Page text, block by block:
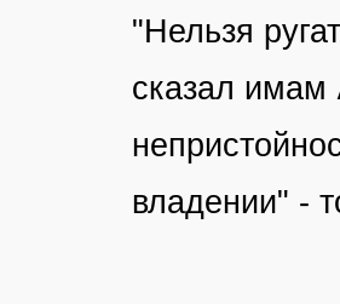
"Нельзя
сказал имам
владении" -